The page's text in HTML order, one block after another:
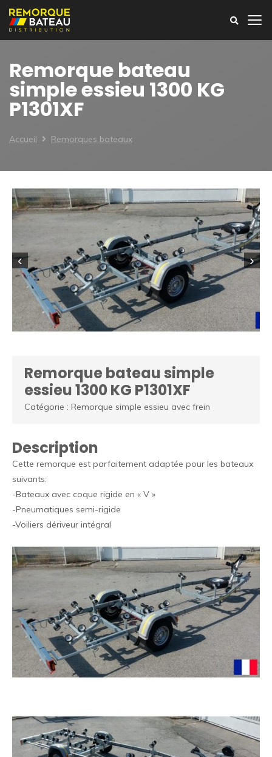
Remorque bateau
simple essieu 1300 KG
P1301XF
Accueil Remorques bateaux
‹ ›
Remorque bateau simple
essieu 1300 KG P1301XF
Catégorie : Remorque simple essieu avec frein
Description
Cette remorque est parfaitement adaptée pour les bateaux
suivants:
-Bateaux avec coque rigide en « V »
-Pneumatiques semi-rigide
-Voiliers dériveur intégral